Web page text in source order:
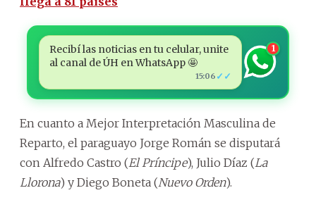
Recibí las noticias en tu celular, unite
al canal de ÚH en WhatsApp 🤩
15:06 ✓✓
1
En cuanto a Mejor Interpretación Masculina de
Reparto, el paraguayo Jorge Román se disputará
con Alfredo Castro (El Príncipe), Julio Díaz (La
Llorona) y Diego Boneta (Nuevo Orden).